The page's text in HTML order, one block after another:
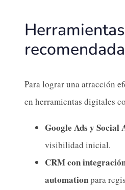
Para lograr una atracción
en herramientas digitales
Google Ads y Social
visibilidad inicial.
CRM con
automationpara